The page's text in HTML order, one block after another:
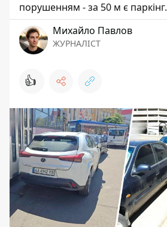
порушенням - за 50 м є паркінг.
Михайло Павлов
ЖУРНАЛІСТ
👍